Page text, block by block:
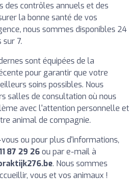
des contrôles annuels et des
la bonne santé de vos
nous sommes disponibles 24
sur 7.
sont équipées de la
pour garantir que votre
soins possibles. Nous
salles de consultation où nous
avec l'attention personnelle et
animal de compagnie.
ou pour plus d'informations,
87 29 26ou par e-mail à
. Nous sommes
vous et vos animaux !